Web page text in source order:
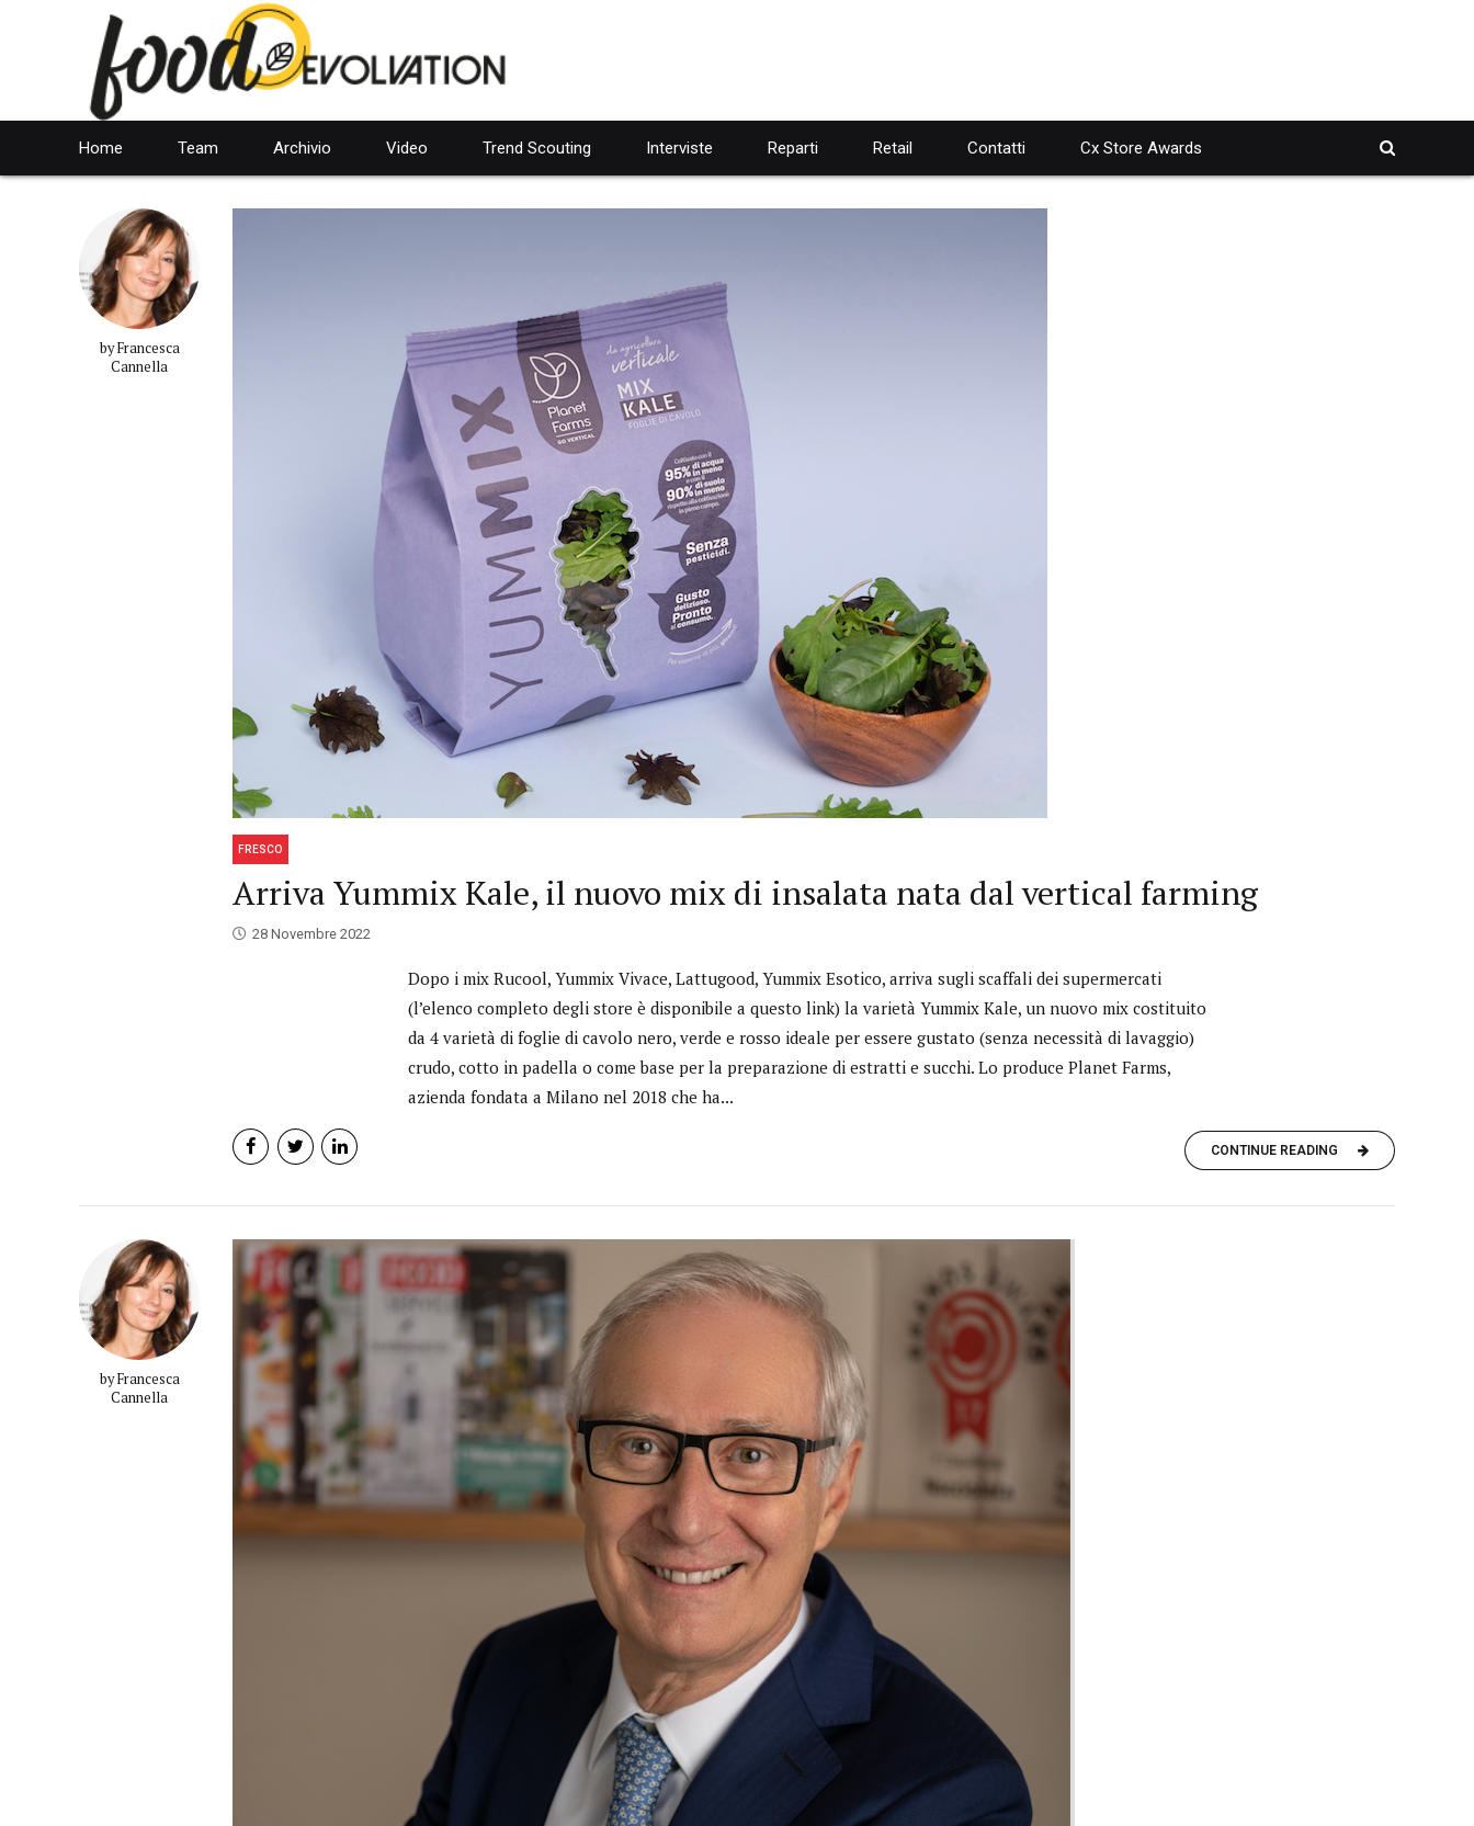
Home Team Archivio Video Trend Scouting Interviste Reparti Retail Contatti Cx Store Awards
by Francesca
Cannella
FRESCO
Arriva Yummix Kale, il nuovo mix di insalata nata dal vertical farming
28 Novembre 2022
Dopo i mix Rucool, Yummix Vivace, Lattugood, Yummix Esotico, arriva sugli scaffali dei supermercati
(l’elenco completo degli store è disponibile a questo link) la varietà Yummix Kale, un nuovo mix costituito
da 4 varietà di foglie di cavolo nero, verde e rosso ideale per essere gustato (senza necessità di lavaggio)
crudo, cotto in padella o come base per la preparazione di estratti e succhi. Lo produce Planet Farms,
azienda fondata a Milano nel 2018 che ha...
CONTINUE READING
by Francesca
Cannella